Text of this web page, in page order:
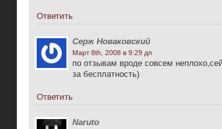
Ответить
Cерж Новаковский
Март 8th, 2008 в 9:29 дп
по отзывам вроде совсем
за бесплатность)
Ответить
Naruto